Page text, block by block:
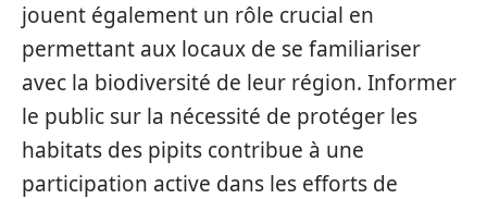
jouent également un rôle crucial en
permettant aux locaux de se familiariser
avec la biodiversité de leur région. Informer
le public sur la nécessité de protéger les
habitats des pipits contribue à une
participation active dans les efforts de